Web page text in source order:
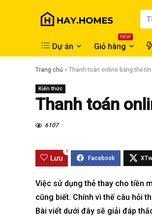
Dự án
NEW
Giỏ hàng
Trang chủ » Thanh toán online bằng thẻ
Kiến thức
Thanh toán
6107
Lưu
1
Việc sử dụng thẻ thay cho tiền
cũng biết. Chính vì thế câu hỏi
Bài viết dưới đây sẽ giải đáp